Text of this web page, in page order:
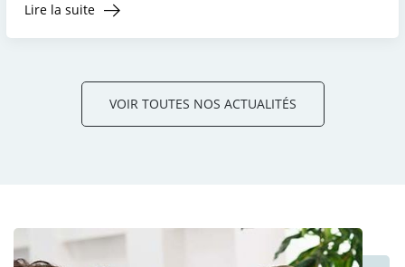
Lire la suite
VOIR TOUTES NOS ACTUALITÉS